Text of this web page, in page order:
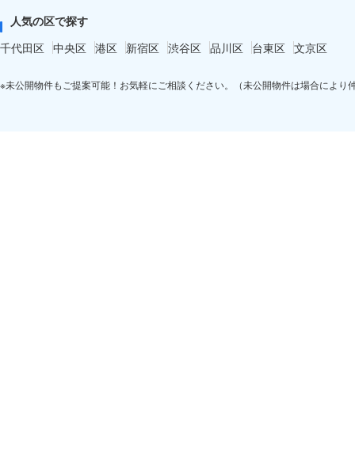
人気の区で探す
千代田区 中央区 港区 新宿区 渋谷区 品川区 台東区 文京区
※未公開物件もご提案可能！お気軽にご相談ください。（未公開物件は場合により